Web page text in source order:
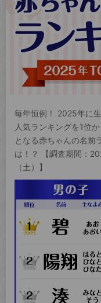
毎年恒例！ 2025年に
人気ランキングを1位
となる赤ちゃんの名前
は！？ 【調査期間：
（土）】